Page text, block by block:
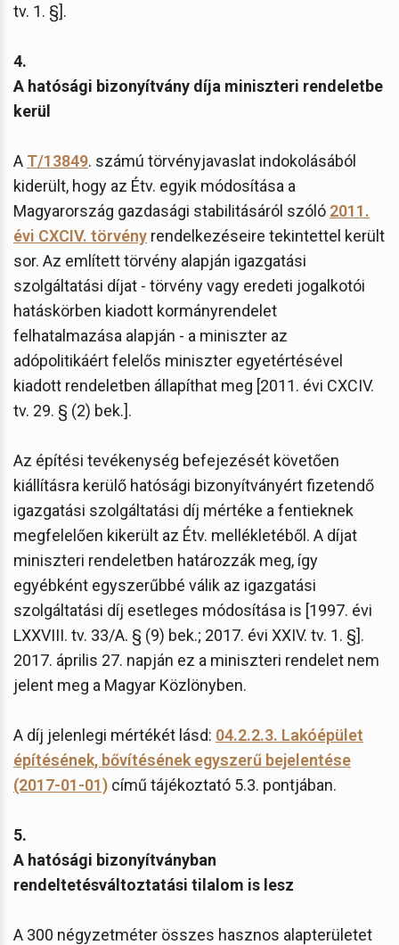
tv. 1. §].
4.
A hatósági bizonyítvány díja miniszteri rendeletbe
kerül
A T/13849. számú törvényjavaslat indokolásából
kiderült, hogy az Étv. egyik módosítása a
Magyarország gazdasági stabilitásáról szóló 2011.
évi CXCIV. törvény rendelkezéseire tekintettel került
sor. Az említett törvény alapján igazgatási
szolgáltatási díjat - törvény vagy eredeti jogalkotói
hatáskörben kiadott kormányrendelet
felhatalmazása alapján - a miniszter az
adópolitikáért felelős miniszter egyetértésével
kiadott rendeletben állapíthat meg [2011. évi CXCIV.
tv. 29. § (2) bek.].
Az építési tevékenység befejezését követően
kiállításra kerülő hatósági bizonyítványért fizetendő
igazgatási szolgáltatási díj mértéke a fentieknek
megfelelően kikerült az Étv. mellékletéből. A díjat
miniszteri rendeletben határozzák meg, így
egyébként egyszerűbbé válik az igazgatási
szolgáltatási díj esetleges módosítása is [1997. évi
LXXVIII. tv. 33/A. § (9) bek.; 2017. évi XXIV. tv. 1. §].
2017. április 27. napján ez a miniszteri rendelet nem
jelent meg a Magyar Közlönyben.
A díj jelenlegi mértékét lásd: 04.2.2.3. Lakóépület
építésének, bővítésének egyszerű bejelentése
(2017-01-01) című tájékoztató 5.3. pontjában.
5.
A hatósági bizonyítványban
rendeltetésváltoztatási tilalom is lesz
A 300 négyzetméter összes hasznos alapterületet